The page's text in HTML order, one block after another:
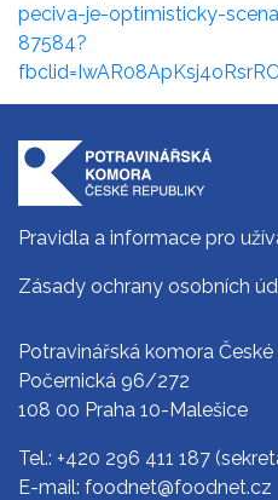
peciva-je-optimisticky-
87584?
Pravidla a informace pro
Zásady ochrany osobních
Potravinářská komora
Počernická 96/272
108 00 Praha 10-Malešice
Tel.: +420 296 411 187
E-mail: foodnet@foodnet.cz